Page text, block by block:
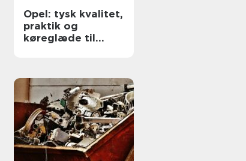
Opel: tysk kvalitet,
praktik og
køreglæde til